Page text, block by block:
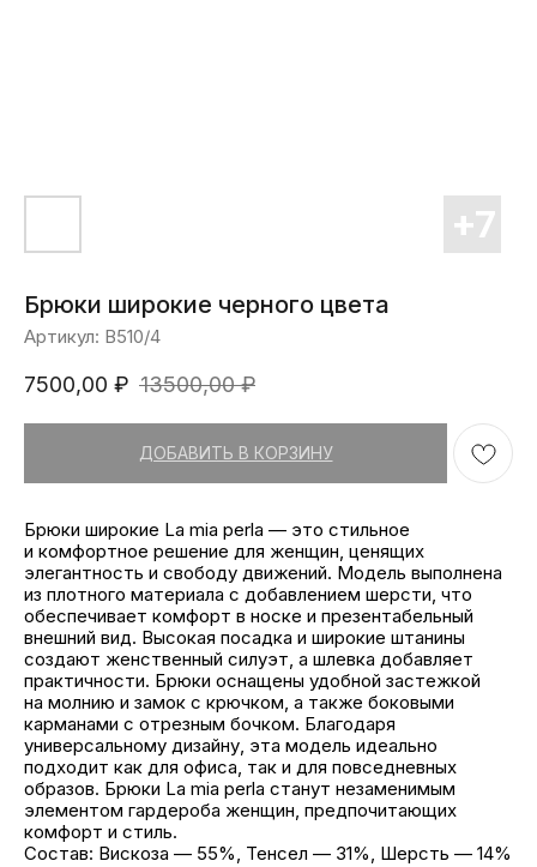
Брюки широкие черного цвета
Артикул: В510/4
7500,00 ₽ 13500,00 ₽
ДОБАВИТЬ В КОРЗИНУ
Брюки широкие La mia perla — это стильное
и комфортное решение для женщин, ценящих
элегантность и свободу движений. Модель выполнена
из плотного материала с добавлением шерсти, что
обеспечивает комфорт в носке и презентабельный
внешний вид. Высокая посадка и широкие штанины
создают женственный силуэт, а шлевка добавляет
практичности. Брюки оснащены удобной застежкой
на молнию и замок с крючком, а также боковыми
карманами с отрезным бочком. Благодаря
универсальному дизайну, эта модель идеально
подходит как для офиса, так и для повседневных
образов. Брюки La mia perla станут незаменимым
элементом гардероба женщин, предпочитающих
комфорт и стиль.
Состав: Вискоза — 55%, Тенсел — 31%, Шерсть — 14%